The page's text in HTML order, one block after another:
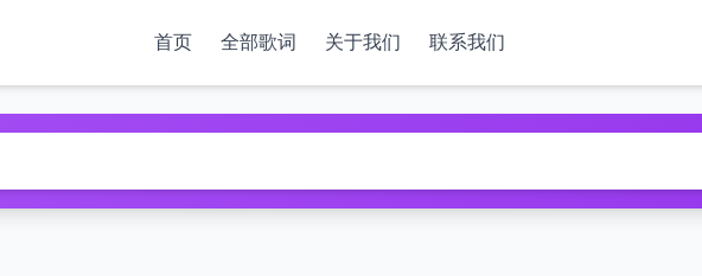
首页 全部歌词 关于我们 联系我们